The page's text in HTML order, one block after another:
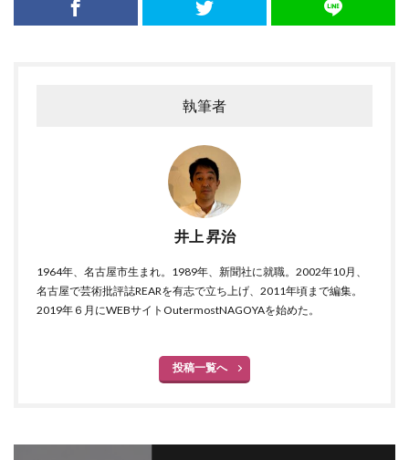
執筆者
井上 昇治
1964年、名古屋市生まれ。1989年、新聞社に就職。2002年10月、
名古屋で芸術批評誌REARを有志で立ち上げ、2011年頃まで編集。
2019年６月にWEBサイトOutermostNAGOYAを始めた。
投稿一覧へ